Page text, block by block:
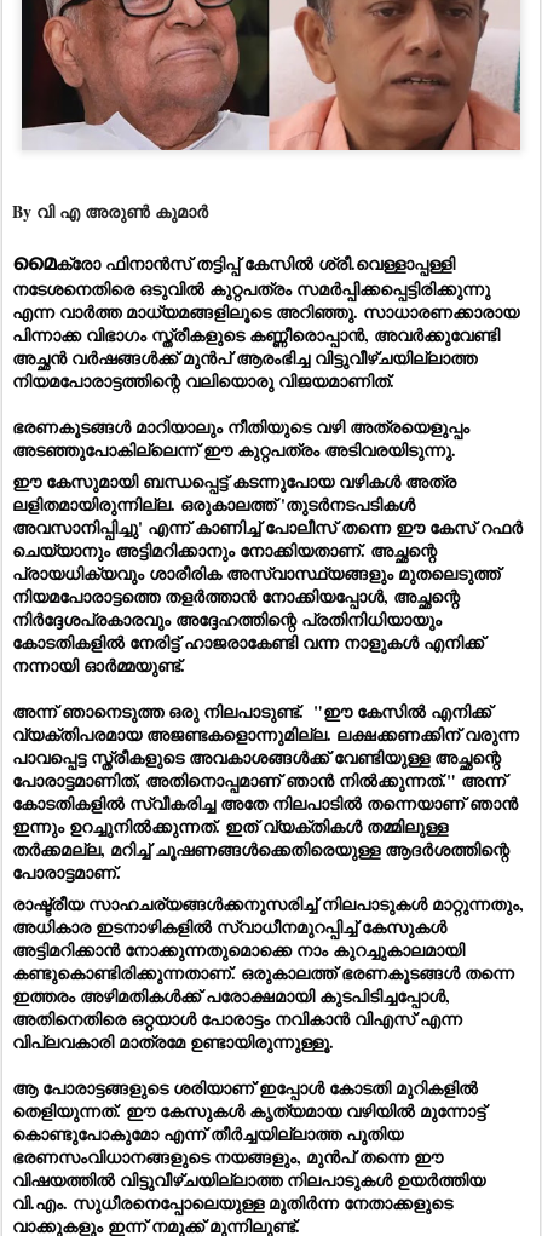
By വി എ അരുൺ കുമാർ
മൈക്രോ ഫിനാൻസ് തട്ടിപ്പ് കേസിൽ ശ്രീ.വെള്ളാപ്പള്ളി
നടേശനെതിരെ ഒടുവിൽ കുറ്റപത്രം സമർപ്പിക്കപ്പെട്ടിരിക്കുന്നു
എന്ന വാർത്ത മാധ്യമങ്ങളിലൂടെ അറിഞ്ഞു. സാധാരണക്കാരായ
പിന്നാക്ക വിഭാഗം സ്ത്രീകളുടെ കണ്ണീരൊപ്പാൻ, അവർക്കുവേണ്ടി
അച്ഛൻ വർഷങ്ങൾക്ക് മുൻപ് ആരംഭിച്ച വിട്ടുവീഴ്ചയില്ലാത്ത
നിയമപോരാട്ടത്തിന്റെ വലിയൊരു വിജയമാണിത്.
ഭരണകൂടങ്ങൾ മാറിയാലും നീതിയുടെ വഴി അത്രയെളുപ്പം
അടഞ്ഞുപോകില്ലെന്ന് ഈ കുറ്റപത്രം അടിവരയിടുന്നു.
ഈ കേസുമായി ബന്ധപ്പെട്ട് കടന്നുപോയ വഴികൾ അത്ര
ലളിതമായിരുന്നില്ല. ഒരുകാലത്ത് 'തുടർനടപടികൾ
അവസാനിപ്പിച്ചു' എന്ന് കാണിച്ച് പോലീസ് തന്നെ ഈ കേസ് റഫർ
ചെയ്യാനും അട്ടിമറിക്കാനും നോക്കിയതാണ്. അച്ഛന്റെ
പ്രായധിക്യവും ശാരീരിക അസ്വാസ്ഥ്യങ്ങളും മുതലെടുത്ത്
നിയമപോരാട്ടത്തെ തളർത്താൻ നോക്കിയപ്പോൾ, അച്ഛന്റെ
നിർദ്ദേശപ്രകാരവും അദ്ദേഹത്തിന്റെ പ്രതിനിധിയായും
കോടതികളിൽ നേരിട്ട് ഹാജരാകേണ്ടി വന്ന നാളുകൾ എനിക്ക്
നന്നായി ഓർമ്മയുണ്ട്.
അന്ന് ഞാനെടുത്ത ഒരു നിലപാടുണ്ട്.  "ഈ കേസിൽ എനിക്ക്
വ്യക്തിപരമായ അജണ്ടകളൊന്നുമില്ല. ലക്ഷക്കണക്കിന് വരുന്ന
പാവപ്പെട്ട സ്ത്രീകളുടെ അവകാശങ്ങൾക്ക് വേണ്ടിയുള്ള അച്ഛന്റെ
പോരാട്ടമാണിത്, അതിനൊപ്പമാണ് ഞാൻ നിൽക്കുന്നത്." അന്ന്
കോടതികളിൽ സ്വീകരിച്ച അതേ നിലപാടിൽ തന്നെയാണ് ഞാൻ
ഇന്നും ഉറച്ചുനിൽക്കുന്നത്. ഇത് വ്യക്തികൾ തമ്മിലുള്ള
തർക്കമല്ല, മറിച്ച് ചൂഷണങ്ങൾക്കെതിരെയുള്ള ആദർശത്തിന്റെ
പോരാട്ടമാണ്.
രാഷ്ട്രീയ സാഹചര്യങ്ങൾക്കനുസരിച്ച് നിലപാടുകൾ മാറ്റുന്നതും,
അധികാര ഇടനാഴികളിൽ സ്വാധീനമുറപ്പിച്ച് കേസുകൾ
അട്ടിമറിക്കാൻ നോക്കുന്നതുമൊക്കെ നാം കുറച്ചുകാലമായി
കണ്ടുകൊണ്ടിരിക്കുന്നതാണ്. ഒരുകാലത്ത് ഭരണകൂടങ്ങൾ തന്നെ
ഇത്തരം അഴിമതികൾക്ക് പരോക്ഷമായി കുടപിടിച്ചപ്പോൾ,
അതിനെതിരെ ഒറ്റയാൾ പോരാട്ടം നവികാൻ വിഎസ് എന്ന
വിപ്ലവകാരി മാത്രമേ ഉണ്ടായിരുന്നുള്ളൂ.
ആ പോരാട്ടങ്ങളുടെ ശരിയാണ് ഇപ്പോൾ കോടതി മുറികളിൽ
തെളിയുന്നത്. ഈ കേസുകൾ കൃത്യമായ വഴിയിൽ മുന്നോട്ട്
കൊണ്ടുപോകുമോ എന്ന് തീർച്ചയില്ലാത്ത പുതിയ
ഭരണസംവിധാനങ്ങളുടെ നയങ്ങളും, മുൻപ് തന്നെ ഈ
വിഷയത്തിൽ വിട്ടുവീഴ്ചയില്ലാത്ത നിലപാടുകൾ ഉയർത്തിയ
വി.എം. സുധീരനെപ്പോലെയുള്ള മുതിർന്ന നേതാക്കളുടെ
വാക്കുകളും ഇന്ന് നമുക്ക് മുന്നിലുണ്ട്.